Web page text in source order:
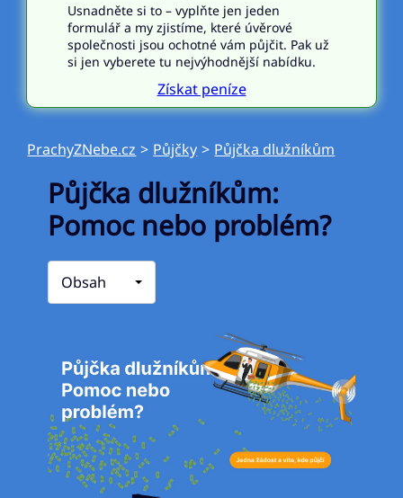
Usnadněte si to – vyplňte jen jeden
formulář a my zjistíme, které úvěrové
společnosti jsou ochotné vám půjčit. Pak už
si jen vyberete tu nejvýhodnější nabídku.
Získat peníze
PrachyZNebe.cz > Půjčky > Půjčka dlužníkům
Půjčka dlužníkům:
Pomoc nebo problém?
Obsah